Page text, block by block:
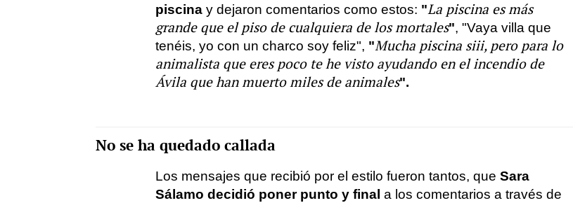
piscina y dejaron comentarios como estos: "La piscina es más
grande que el piso de cualquiera de los mortales", "Vaya villa que
tenéis, yo con un charco soy feliz", "Mucha piscina siii, pero para lo
animalista que eres poco te he visto ayudando en el incendio de
Ávila que han muerto miles de animales".
No se ha quedado callada
Los mensajes que recibió por el estilo fueron tantos, que Sara
Sálamo decidió poner punto y final a los comentarios a través de